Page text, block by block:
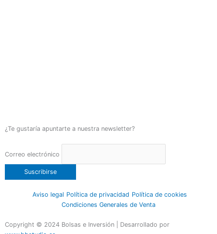
¿Te gustaría apuntarte a nuestra newsletter?
Correo electrónico
Aviso legal Política de privacidad Política de cookies
Condiciones Generales de Venta
Copyright © 2024 Bolsas e Inversión | Desarrollado por